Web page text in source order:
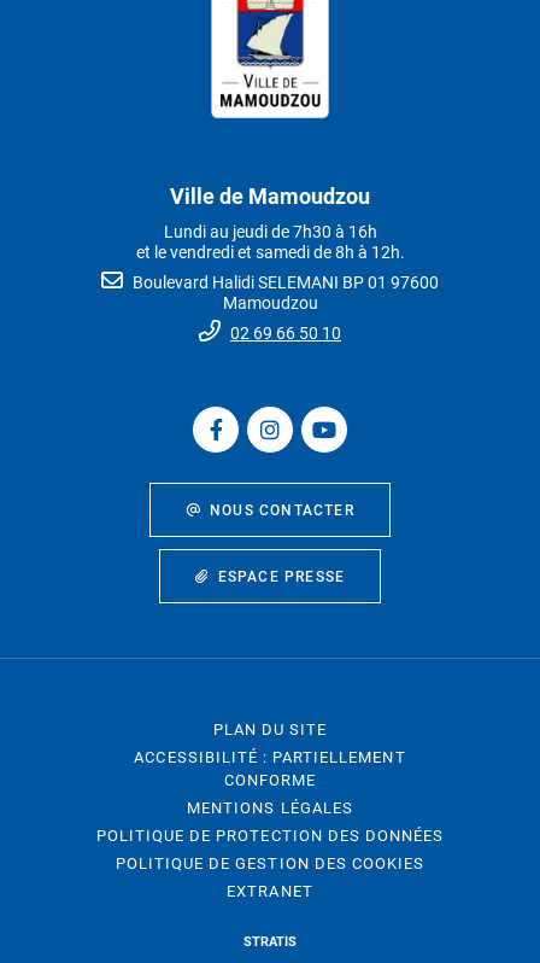
Ville de Mamoudzou
Lundi au jeudi de 7h30 à 16h
et le vendredi et samedi de 8h à 12h.
Boulevard Halidi SELEMANI BP 01 97600
Mamoudzou
02 69 66 50 10
NOUS CONTACTER
ESPACE PRESSE
PLAN DU SITE
ACCESSIBILITÉ : PARTIELLEMENT
CONFORME
MENTIONS LÉGALES
POLITIQUE DE PROTECTION DES DONNÉES
POLITIQUE DE GESTION DES COOKIES
EXTRANET
STRATIS